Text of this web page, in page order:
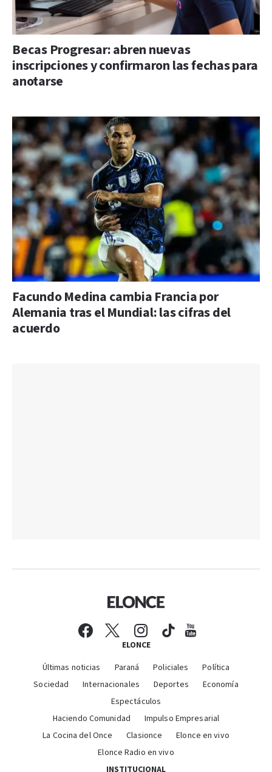
Becas Progresar: abren nuevas
inscripciones y confirmaron las fechas para
anotarse
Facundo Medina cambia Francia por
Alemania tras el Mundial: las cifras del
acuerdo
ELONCE
Últimas noticias Paraná Policiales
Política
Sociedad
Internacionales Deportes
Economía
Espectáculos
Haciendo Comunidad
Impulso Empresarial
La Cocina del Once
Clasionce
Elonce en vivo
Elonce Radio en vivo
INSTITUCIONAL